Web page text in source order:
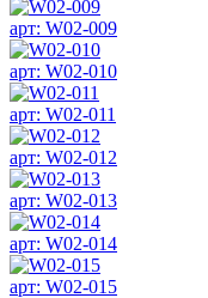
арт: W02-009
арт: W02-010
арт: W02-011
арт: W02-012
арт: W02-013
арт: W02-014
арт: W02-015